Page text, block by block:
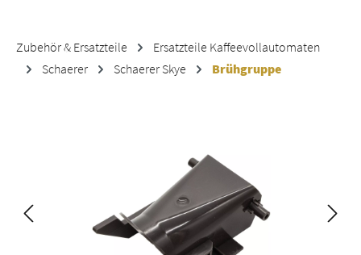
Zubehör & Ersatzteile
Ersatzteile Kaffeevollautomaten
Schaerer
Schaerer Skye Brühgruppe